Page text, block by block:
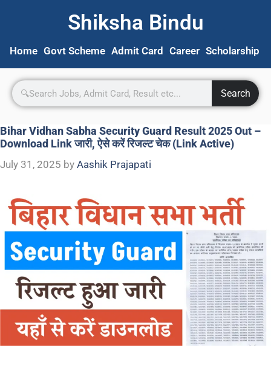
Shiksha Bindu
Home Govt Scheme Admit Card Career Scholarship
Search
Bihar Vidhan Sabha Security Guard Result 2025 Out –
Download Link जारी, ऐसे करें रिजल्ट चेक (Link Active)
July 31, 2025 by Aashik Prajapati